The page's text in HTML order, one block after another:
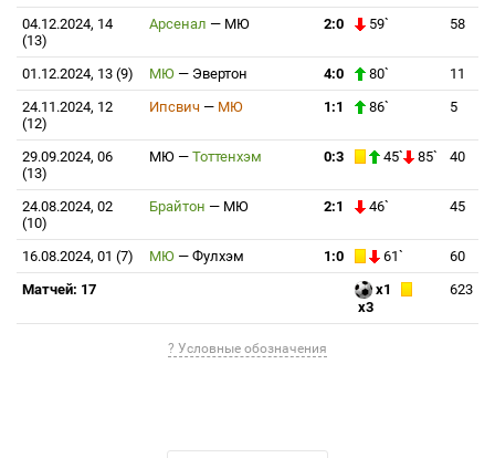
04.12.2024, 14
(13)
Арсенал — МЮ 2:0 59` 58
01.12.2024, 13 (9) МЮ — Эвертон 4:0 80`
11
24.11.2024, 12
(12)
Ипсвич — МЮ 1:1 86` 5
29.09.2024, 06
(13)
МЮ — Тоттенхэм 0:3 45` 85` 40
24.08.2024, 02
(10)
Брайтон — МЮ 2:1 46` 45
16.08.2024, 01 (7) МЮ — Фулхэм 1:0 61`
60
Матчей: 17
x1
x3
623
? Условные обозначения